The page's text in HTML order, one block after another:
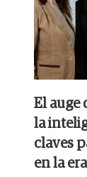
El auge
la
claves
en la